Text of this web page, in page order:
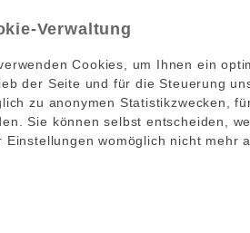
Verwaltung
Cookies, um Ihnen ein
der Seite und für die Steuerung
zu anonymen Statistikzwecken,
Sie können selbst entscheiden,
Einstellungen womöglich nicht mehr